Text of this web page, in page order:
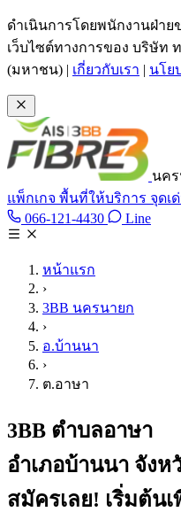
ข้ามไปเนื้อหาหลัก
ดำเนินการโดยพนักงานฝ่า
เว็บไซต์ทางการของ บริษัท
(มหาชน) | เกี่ยวกับเรา | นโย
นค
แพ็กเกจ พื้นที่ให้บริการ จุดเ
066-121-4430 โทร 066-
LineLine
หน้าแรก
›
3BB นครนายก
›
อ.บ้านนา
›
ต.อาษา
3BB ตำบลอาษา
อำเภอบ้านนา จัง
สมัครเลย! เริ่มต้น